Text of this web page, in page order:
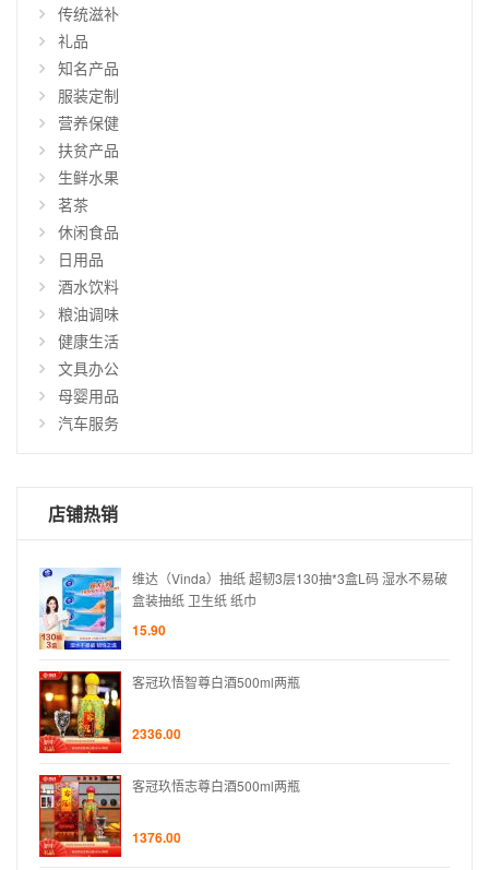
传统滋补
礼品
知名产品
服装定制
营养保健
扶贫产品
生鲜水果
茗茶
休闲食品
日用品
酒水饮料
粮油调味
健康生活
文具办公
母婴用品
汽车服务
店铺热销
维达（Vinda）抽纸 超韧3层130抽*3盒L码 湿水不易破
盒装抽纸 卫生纸 纸巾
15.90
客冠玖悟智尊白酒500ml两瓶
2336.00
客冠玖悟志尊白酒500ml两瓶
1376.00